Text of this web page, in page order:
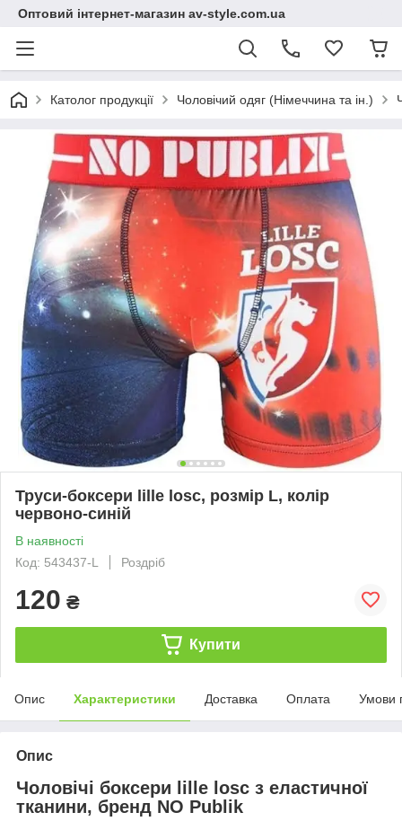
Оптовий інтернет-магазин av-style.com.ua
Католог продукції Чоловічий одяг (Німеччина та ін.)
Труси-боксери lille losc, розмір L, колір
червоно-синій
В наявності
Код: 543437-L
Роздріб
120 ₴
Купити
Опис Характеристики Доставка Оплата Умови
Опис
Чоловічі боксери lille losc з еластичної
тканини, бренд NO Publik